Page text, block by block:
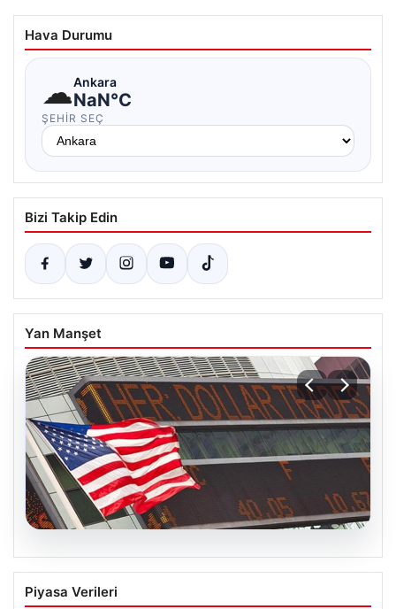
Hava Durumu
☁Ankara
NaN°C
ŞEHIR SEÇ
Bizi Takip Edin
Yan Manşet
04.08.2026
FED faiz kararı ne zaman açıklanacak?
Nisan ayı faiz beklentisi belli oldu
Piyasa Verileri